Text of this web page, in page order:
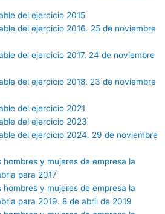
del ejercicio 2015
del ejercicio 2016. 25 de noviembre
del ejercicio 2017. 24 de noviembre
del ejercicio 2018. 23 de noviembre
del ejercicio 2021
del ejercicio 2023
del ejercicio 2024. 29 de noviembre
y mujeres de empresa la
para 2017
y mujeres de empresa la
para 2019. 8 de abril de 2019